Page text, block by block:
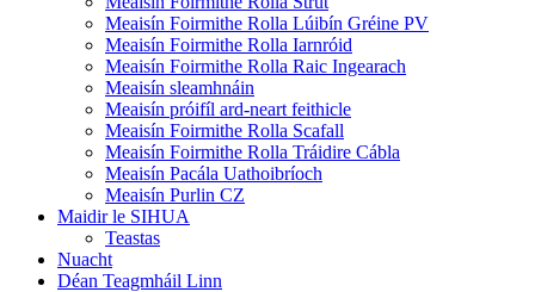
Meaisín Foirmithe Rolla Lúibín Gréine PV
Meaisín Foirmithe Rolla Iarnróid
Meaisín Foirmithe Rolla Raic Ingearach
Meaisín sleamhnáin
Meaisín próifíl ard-neart feithicle
Meaisín Foirmithe Rolla Scafall
Meaisín Foirmithe Rolla Tráidire Cábla
Meaisín Pacála Uathoibríoch
Meaisín Purlin CZ
Maidir le SIHUA
Teastas
Nuacht
Déan Teagmháil Linn